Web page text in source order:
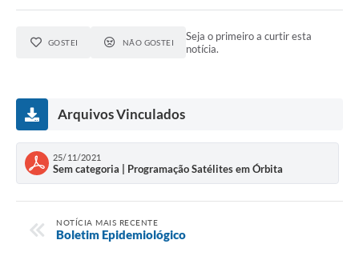
GOSTEI NÃO GOSTEI
Seja o primeiro a curtir esta
notícia.
Arquivos Vinculados
25/11/2021
Sem categoria | Programação Satélites em Órbita
NOTÍCIA MAIS RECENTE
Boletim Epidemiológico